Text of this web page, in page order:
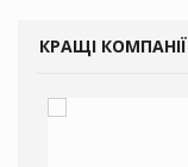
КРАЩІ КОМПАНІЇ